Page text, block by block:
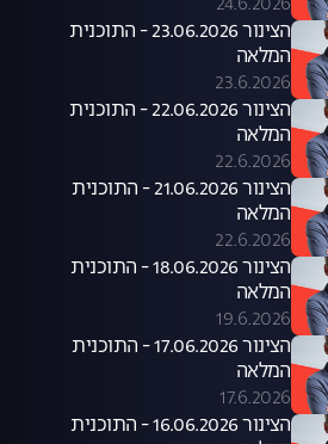
הצינור 23.06.2026 - התוכנית
המלאה
23.6.2026
הצינור 22.06.2026 - התוכנית
המלאה
22.6.2026
הצינור 21.06.2026 - התוכנית
המלאה
22.6.2026
הצינור 18.06.2026 - התוכנית
המלאה
19.6.2026
הצינור 17.06.2026 - התוכנית
המלאה
17.6.2026
הצינור 16.06.2026 - התוכנית